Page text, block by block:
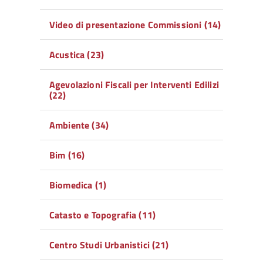
Video di presentazione Commissioni (14)
Acustica (23)
Agevolazioni Fiscali per Interventi Edilizi
(22)
Ambiente (34)
Bim (16)
Biomedica (1)
Catasto e Topografia (11)
Centro Studi Urbanistici (21)